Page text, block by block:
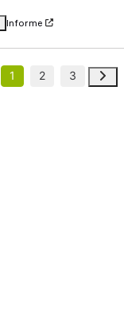
Informe
1 2 3